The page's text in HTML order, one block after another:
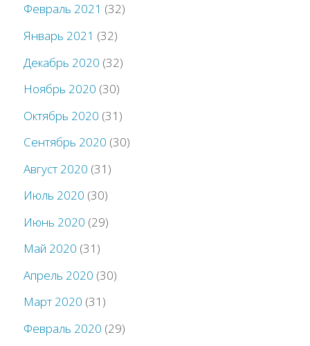
Февраль 2021 (32)
Январь 2021 (32)
Декабрь 2020 (32)
Ноябрь 2020 (30)
Октябрь 2020 (31)
Сентябрь 2020 (30)
Август 2020 (31)
Июль 2020 (30)
Июнь 2020 (29)
Май 2020 (31)
Апрель 2020 (30)
Март 2020 (31)
Февраль 2020 (29)